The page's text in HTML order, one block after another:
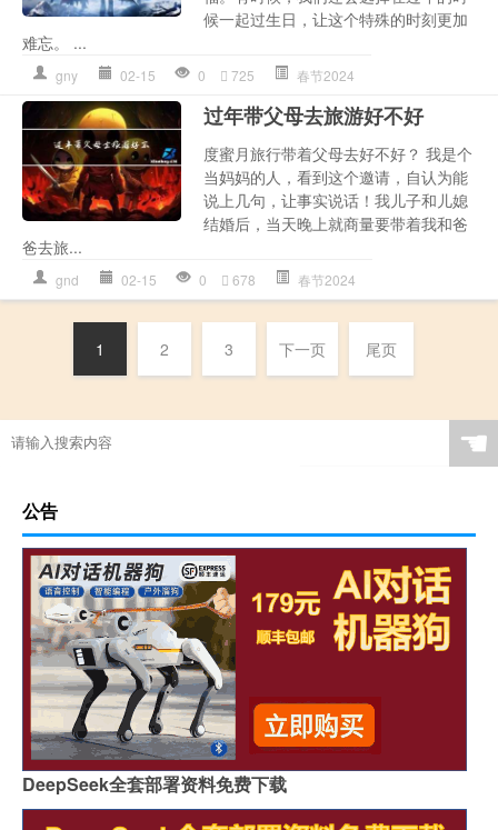
候一起过生日，让这个特殊的时刻更加
难忘。 ...
gny 02-15 0 725 春节2024
过年带父母去旅游好不好
度蜜月旅行带着父母去好不好？ 我是个
当妈妈的人，看到这个邀请，自认为能
说上几句，让事实说话！我儿子和儿媳
结婚后，当天晚上就商量要带着我和爸
爸去旅...
gnd 02-15 0 678 春节2024
1 2 3 下一页 尾页
☚
公告
DeepSeek全套部署资料免费下载